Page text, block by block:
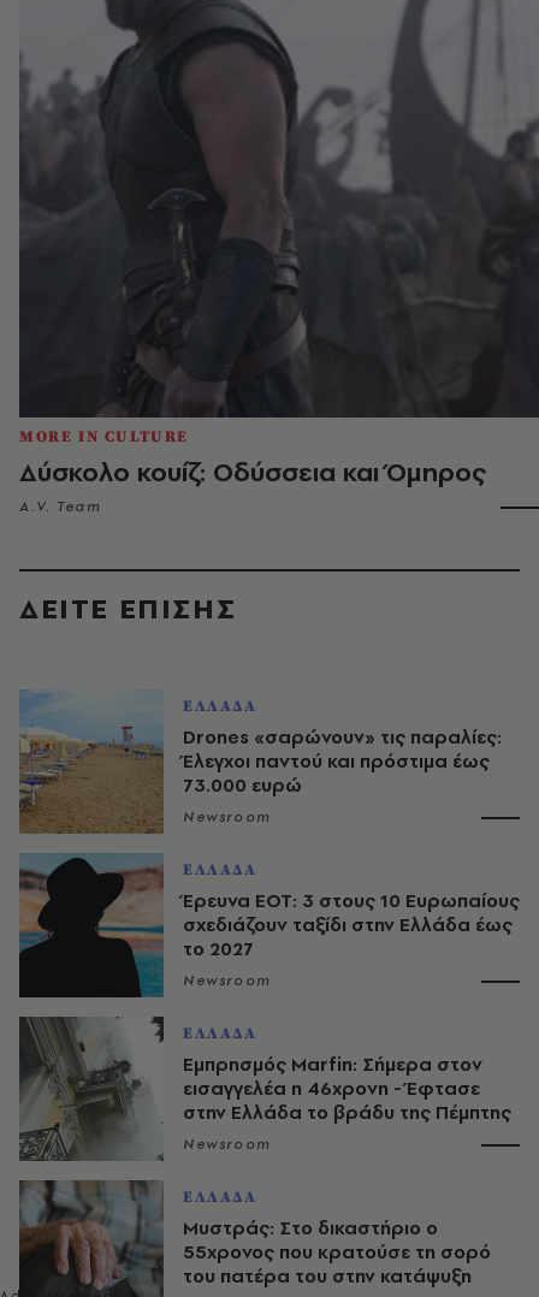
MORE IN CULTURE
Δύσκολο κουίζ: Οδύσσεια και Όμηρος
A.V. Team
ΔΕΙΤΕ ΕΠΙΣΗΣ
ΕΛΛΑΔΑ
Drones «σαρώνουν» τις παραλίες:
Έλεγχοι παντού και πρόστιμα έως
73.000 ευρώ
Newsroom
ΕΛΛΑΔΑ
Έρευνα ΕΟΤ: 3 στους 10 Ευρωπαίους
σχεδιάζουν ταξίδι στην Ελλάδα έως
το 2027
Newsroom
ΕΛΛΑΔΑ
Εμπρησμός Marfin: Σήμερα στον
εισαγγελέα η 46χρονη - Έφτασε
στην Ελλάδα το βράδυ της Πέμπτης
Newsroom
ΕΛΛΑΔΑ
Μυστράς: Στο δικαστήριο ο
55χρονος που κρατούσε τη σορό
του πατέρα του στην κατάψυξη